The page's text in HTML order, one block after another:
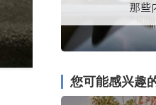
您可能感兴趣